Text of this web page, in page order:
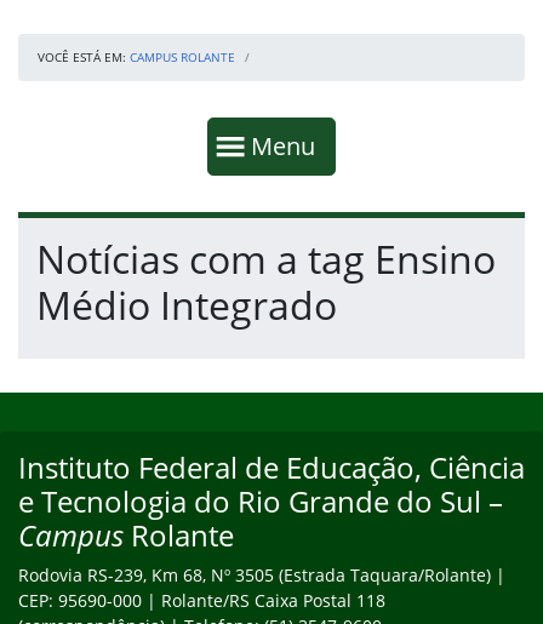
VOCÊ ESTÁ EM: CAMPUS ROLANTE
Mostrar
Menu
Fim da navegação
Início do conteúdo
Notícias com a tag Ensino
Médio Integrado
Endereço
Instituto Federal de Educação, Ciência
e Tecnologia do Rio Grande do Sul –
Campus Rolante
Rodovia RS-239, Km 68, Nº 3505 (Estrada Taquara/Rolante) |
CEP: 95690-000 | Rolante/RS Caixa Postal 118